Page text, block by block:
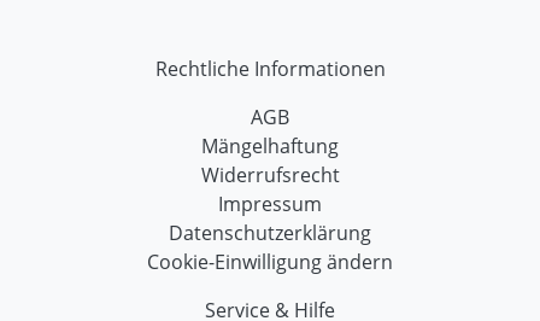
Rechtliche Informationen
AGB
Mängelhaftung
Widerrufsrecht
Impressum
Datenschutzerklärung
Cookie-Einwilligung ändern
Service & Hilfe